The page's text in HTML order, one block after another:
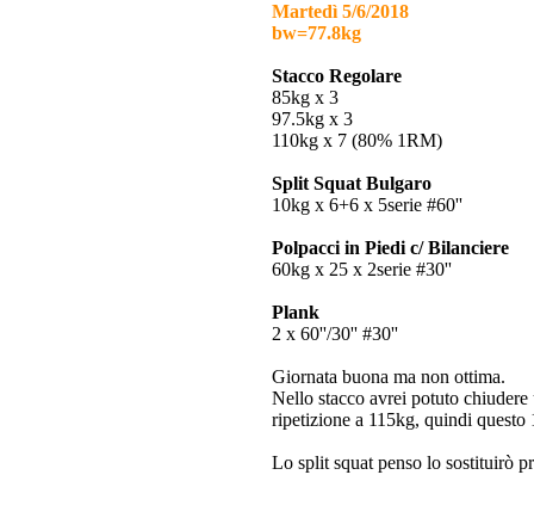
Martedì 5/6/2018
bw=77.8kg
Stacco Regolare
85kg x 3
97.5kg x 3
110kg x 7 (80% 1RM)
Split Squat Bulgaro
10kg x 6+6 x 5serie #60''
Polpacci in Piedi c/ Bilanciere
60kg x 25 x 2serie #30''
Plank
2 x 60''/30'' #30''
Giornata buona ma non ottima.
Nello stacco avrei potuto
ripetizione a 115kg, quindi
Lo split squat penso lo sostituirò